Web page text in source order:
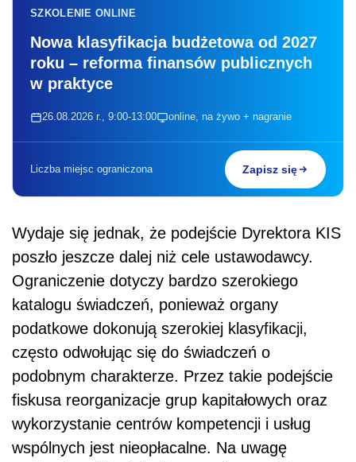
SZKOLENIE ONLINE
Nowa klasyfikacja budżetowa od 2027
roku – reforma finansów publicznych
w praktyce
26.08.2026 r., 9:00-13:00 online, na żywo + nagranie
Liczba miejsc ograniczona Zapisz się
Wydaje się jednak, że podejście Dyrektora KIS
poszło jeszcze dalej niż cele ustawodawcy.
Ograniczenie dotyczy bardzo szerokiego
katalogu świadczeń, ponieważ organy
podatkowe dokonują szerokiej klasyfikacji,
często odwołując się do świadczeń o
podobnym charakterze. Przez takie podejście
fiskusa reorganizacje grup kapitałowych oraz
wykorzystanie centrów kompetencji i usług
wspólnych jest nieopłacalne. Na uwagę